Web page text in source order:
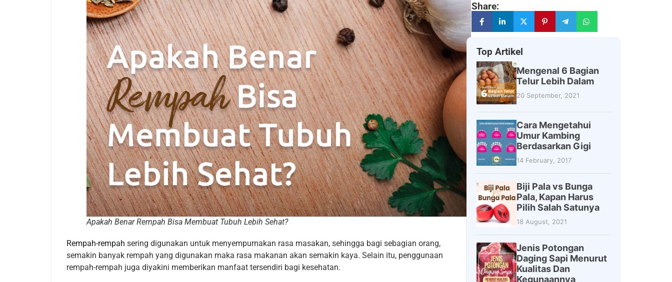
Apakah Benar Rempah Bisa Membuat Tubuh Lebih Sehat?
Rempah-rempah sering digunakan untuk menyempurnakan rasa masakan, sehingga bagi sebagian orang,
semakin banyak rempah yang digunakan maka rasa makanan akan semakin kaya. Selain itu, penggunaan
rempah-rempah juga diyakini memberikan manfaat tersendiri bagi kesehatan.
Share:
Top Artikel
Mengenal 6 Bagian
Telur Lebih Dalam
20 September, 2021
Cara Mengetahui
Umur Kambing
Berdasarkan Gigi
14 February, 2017
Biji Pala vs Bunga
Pala, Kapan Harus
Pilih Salah Satunya
18 August, 2021
Jenis Potongan
Daging Sapi Menurut
Kualitas Dan
Kegunaannya